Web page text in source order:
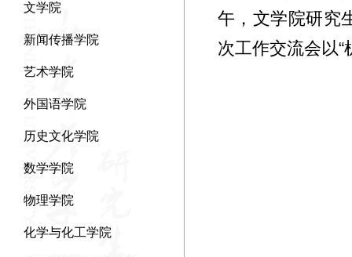
文学院
新闻传播学院
艺术学院
外国语学院
历史文化学院
数学学院
物理学院
化学与化工学院
午，文学院研究
次工作交流会以